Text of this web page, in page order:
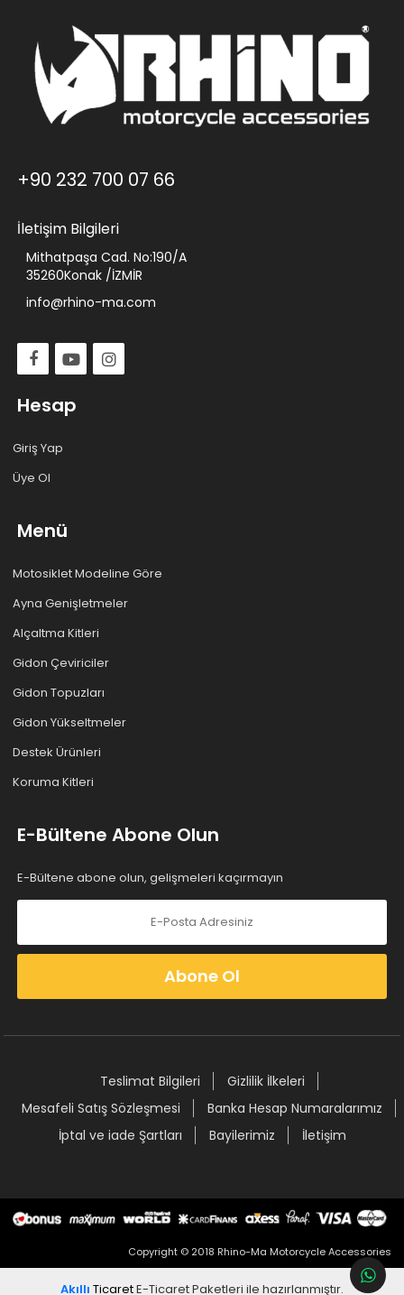
+90 232 700 07 66
İletişim Bilgileri
Mithatpaşa Cad. No:190/A
35260Konak /İZMİR
info@rhino-ma.com
Hesap
Giriş Yap
Üye Ol
Menü
Motosiklet Modeline Göre
Ayna Genişletmeler
Alçaltma Kitleri
Gidon Çeviriciler
Gidon Topuzları
Gidon Yükseltmeler
Destek Ürünleri
Koruma Kitleri
E-Bültene Abone Olun
E-Bültene abone olun, gelişmeleri kaçırmayın
Abone Ol
Teslimat Bilgileri
Gizlilik İlkeleri
Mesafeli Satış Sözleşmesi
Banka Hesap Numaralarımız
İptal ve iade Şartları
Bayilerimiz İletişim
Copyright © 2018 Rhino-Ma Motorcycle Accessories
Akıllı TicaretE-Ticaret Paketleri ile hazırlanmıştır.